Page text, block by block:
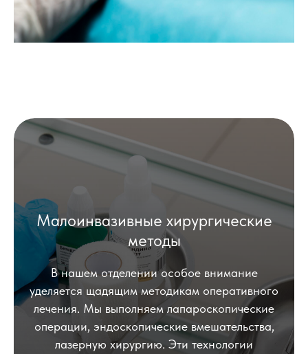
Малоинвазивные хирургические
методы
В нашем отделении особое внимание
уделяется щадящим методикам оперативного
лечения. Мы выполняем лапароскопические
операции, эндоскопические вмешательства,
лазерную хирургию. Эти технологии